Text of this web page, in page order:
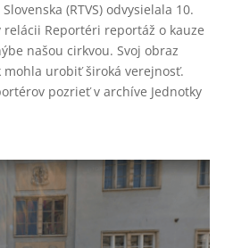
(RTVS) odvysielala 10.
relácii Reportéri reportáž o kauze
našou cirkvou. Svoj obraz
mohla urobiť široká verejnosť.
pozrieť v archíve Jednotky